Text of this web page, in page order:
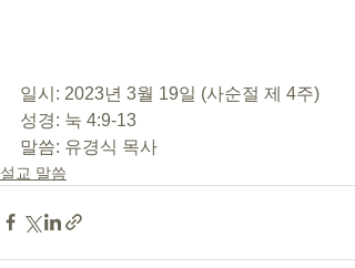
일시: 2023년 3월 19일 (사순절 제 4주)
성경: 눅 4:9-13
말씀: 유경식 목사
설교 말씀